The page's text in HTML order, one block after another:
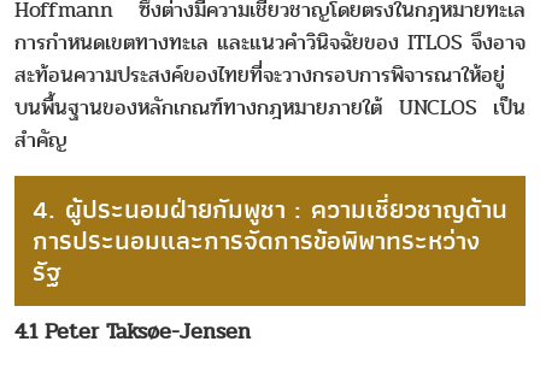
Hoffmann ซึ่งต่างมีความเชี่ยวชาญโดยตรงในกฎหมายทะเล
การกำหนดเขตทางทะเล และแนวคำวินิจฉัยของ ITLOS จึงอาจ
สะท้อนความประสงค์ของไทยที่จะวางกรอบการพิจารณาให้อยู่
บนพื้นฐานของหลักเกณฑ์ทางกฎหมายภายใต้ UNCLOS เป็น
สำคัญ
4. ผู้ประนอมฝ่ายกัมพูชา : ความเชี่ยวชาญด้าน
การประนอมและการจัดการข้อพิพาทระหว่าง
รัฐ
4.1 Peter Taksøe-Jensen